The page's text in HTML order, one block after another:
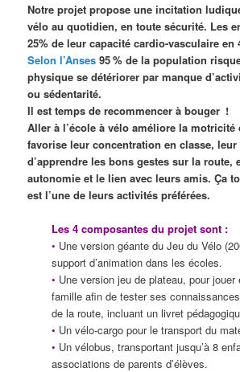
Notre projet propose une incitation
vélo au quotidien, en toute sécurité. Les
25% de leur capacité cardio-vasculaire en
Selon l’Anses 95% de la population
physique se détériorer par manque
ou sédentarité.
Il est temps de recommencer à bouger !
Aller à l’école à vélo améliore la motricité
favorise leur concentration en classe, leur
d’apprendre les bons gestes sur la route,
autonomie et le lien avec leurs amis. Ça
est l’une de leurs activités préférées.
Les 4 composantes du projet sont :
• Une version géante du Jeu du Vélo
support d’animation dans les écoles.
• Une version jeu de plateau, pour
famille afin de tester ses
de la route, incluant un livret
• Un vélo-cargo pour le transport du
• Un vélobus, transportant jusqu’à 8
associations de parents d’élèves.